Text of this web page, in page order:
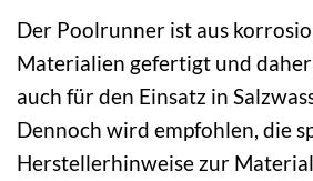
Der Poolrunner ist aus
Materialien gefertigt und
auch für den Einsatz in
Dennoch wird empfohlen, die
Herstellerhinweise zur